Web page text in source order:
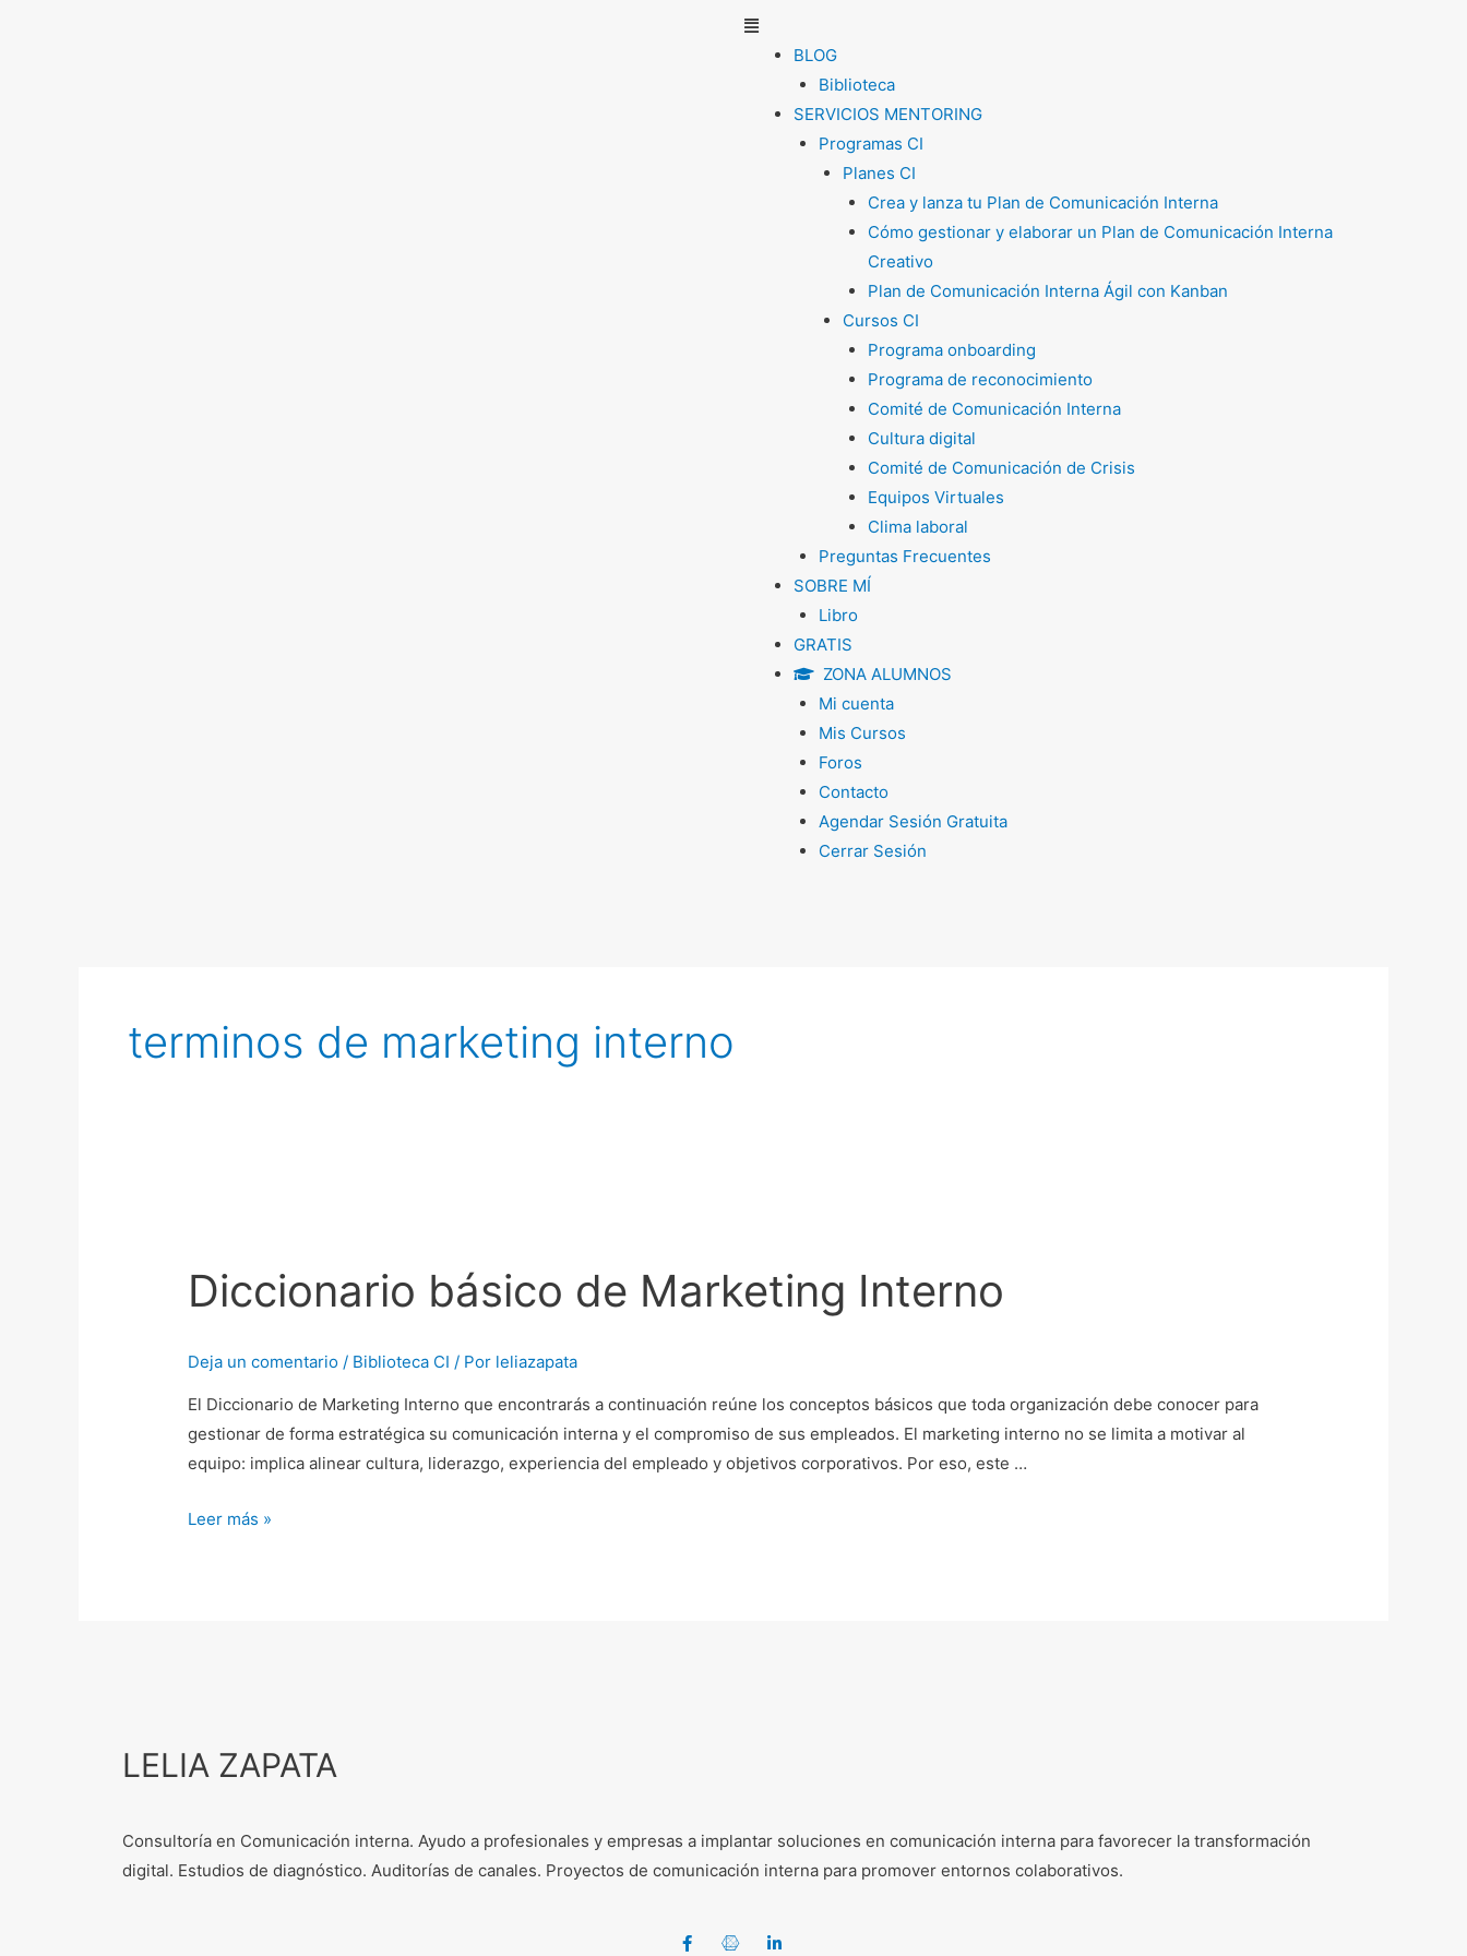
Menú
BLOG
Biblioteca
SERVICIOS MENTORING
Programas CI
Planes CI
Crea y lanza tu Plan de Comunicación Interna
Cómo gestionar y elaborar un Plan de Comunicación Interna
Creativo
Plan de Comunicación Interna Ágil con Kanban
Cursos CI
Programa onboarding
Programa de reconocimiento
Comité de Comunicación Interna
Cultura digital
Comité de Comunicación de Crisis
Equipos Virtuales
Clima laboral
Preguntas Frecuentes
SOBRE MÍ
Libro
GRATIS
ZONA ALUMNOS
Mi cuenta
Mis Cursos
Foros
Contacto
Agendar Sesión Gratuita
Cerrar Sesión
terminos de marketing interno
Diccionario básico de Marketing Interno
Deja un comentario / Biblioteca CI / Por leliazapata
El Diccionario de Marketing Interno que encontrarás a continuación reúne los conceptos básicos que toda organización debe conocer para
gestionar de forma estratégica su comunicación interna y el compromiso de sus empleados. El marketing interno no se limita a motivar al
equipo: implica alinear cultura, liderazgo, experiencia del empleado y objetivos corporativos. Por eso, este …
de
Marketing
Leer más »
LELIA ZAPATA
Consultoría en Comunicación interna. Ayudo a profesionales y empresas a implantar soluciones en comunicación interna para favorecer la transformación
digital. Estudios de diagnóstico. Auditorías de canales. Proyectos de comunicación interna para promover entornos colaborativos.